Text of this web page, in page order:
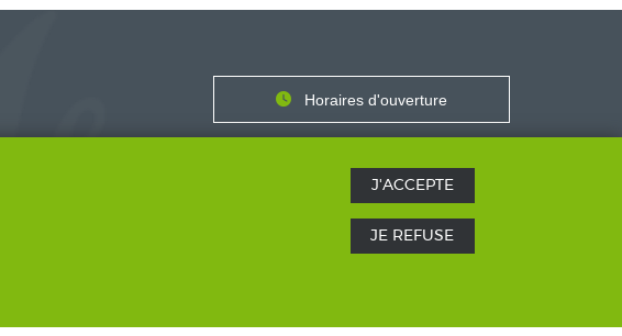
HorairesHoraires d'ouverture
Nous contacter
J'ACCEPTE
JE REFUSE